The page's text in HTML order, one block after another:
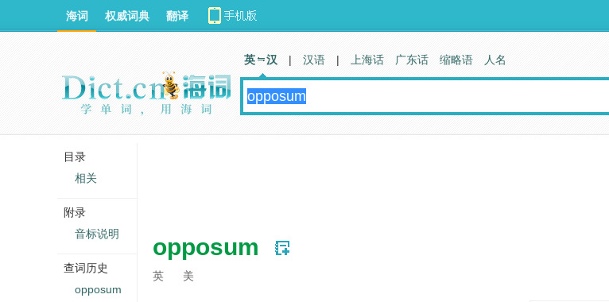
opposum
英 美
海词 权威词典 翻译
英 汉 | 汉语 | 上海话 广东话 缩略语 人名
目录
相关
附录
音标说明
查词历史
opposum